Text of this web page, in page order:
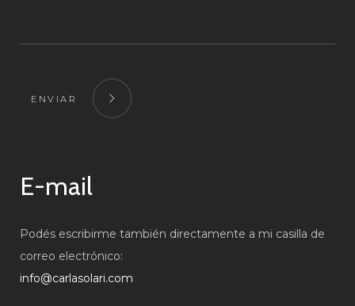
ENVIAR
E-mail
Podés escribirme también directamente a mi casilla de
correo electrónico:
info@carlasolari.com